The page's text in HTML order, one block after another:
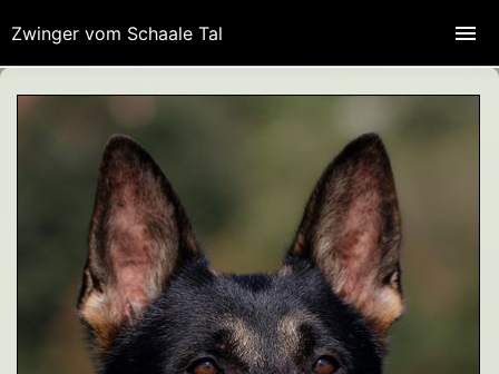
Zwinger vom Schaale Tal